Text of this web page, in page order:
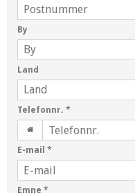
By
Land
Telefonnr. *
E-mail *
Emne *